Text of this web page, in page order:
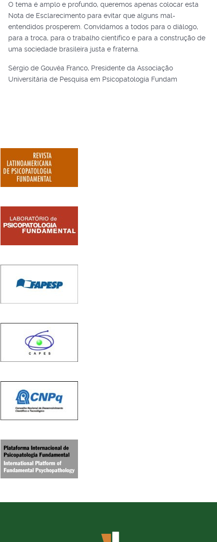
O tema é amplo e profundo, queremos apenas colocar esta
Nota de Esclarecimento para evitar que alguns mal-
entendidos prosperem. Convidamos a todos para o diálogo,
para a troca, para o trabalho científico e para a construção de
uma sociedade brasileira justa e fraterna.
Sérgio de Gouvêa Franco, Presidente da Associação
Universitária de Pesquisa em Psicopatologia Fundam